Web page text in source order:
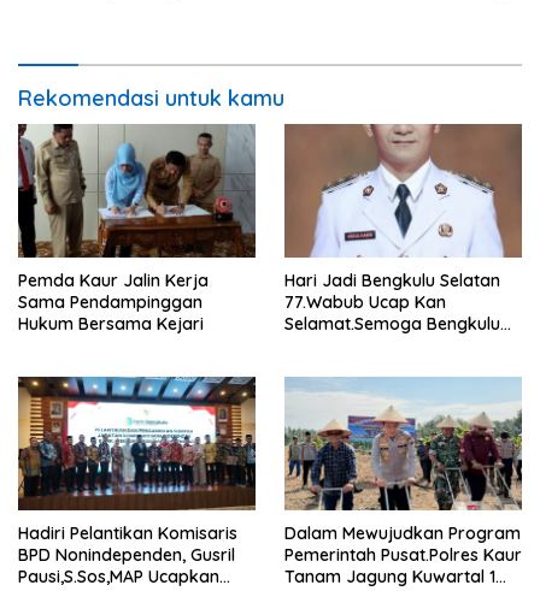
Rekomendasi untuk kamu
Pemda Kaur Jalin Kerja
Sama Pendampinggan
Hukum Bersama Kejari
Hari Jadi Bengkulu Selatan
77.Wabub Ucap Kan
Selamat.Semoga Bengkulu
Hadiri Pelantikan Komisaris
BPD Nonindependen, Gusril
Pausi,S.Sos,MAP Ucapkan
Dalam Mewujudkan Program
Pemerintah Pusat.Polres Kaur
Tanam Jagung Kuwartal 1